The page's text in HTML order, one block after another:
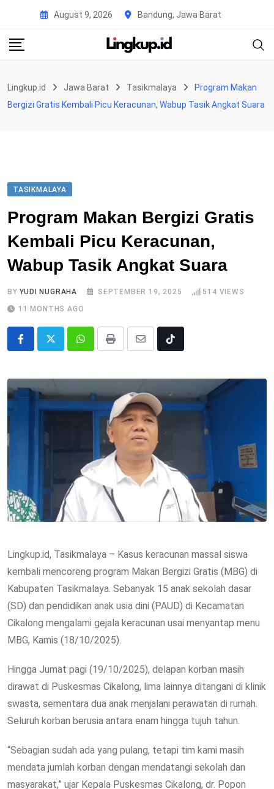
content
August 9, 2026 Bandung, Jawa Barat
Lingkup.id Jawa Barat Tasikmalaya
Program Makan
Bergizi Gratis Kembali Picu Keracunan, Wabup Tasik Angkat Suara
TASIKMALAYA
Program Makan Bergizi Gratis
Kembali Picu Keracunan,
Wabup Tasik Angkat Suara
BYYUDI NUGRAHA SEPTEMBER 19, 2025 514 VIEWS
11 MONTHS AGO
Whatsapp
Print
Share
Email
Tiktok
Lingkup.id, Tasikmalaya – Kasus keracunan massal siswa
kembali mencoreng program Makan Bergizi Gratis (MBG) di
Kabupaten Tasikmalaya. Sebanyak 15 anak sekolah dasar
(SD) dan pendidikan anak usia dini (PAUD) di Kecamatan
Cikalong mengalami gejala keracunan usai menyantap menu
MBG, Kamis (18/10/2025).
Hingga Jumat pagi (19/10/2025), delapan korban masih
dirawat di Puskesmas Cikalong, lima lainnya ditangani di klinik
swasta, sementara dua anak menjalani perawatan di rumah.
Seluruh korban berusia antara enam hingga tujuh tahun.
“Sebagian sudah ada yang pulang, tetapi tim kami masih
mendata jumlah korban dengan mendatangi sekolah dan
masyarakat,” ujar Kepala Puskesmas Cikalong, dr. Popon